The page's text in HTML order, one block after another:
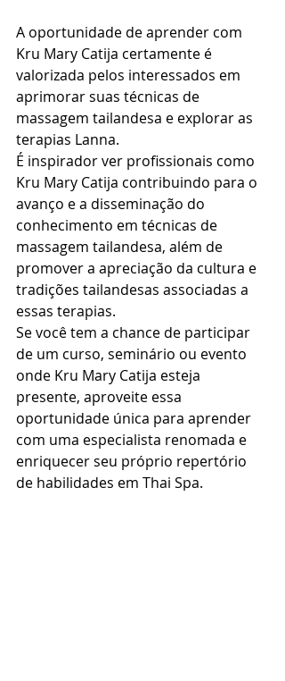
A oportunidade de aprender com
Kru Mary Catija certamente é
valorizada pelos interessados em
aprimorar suas técnicas de
massagem tailandesa e explorar as
terapias Lanna.
É inspirador ver profissionais como
Kru Mary Catija contribuindo para o
avanço e a disseminação do
conhecimento em técnicas de
massagem tailandesa, além de
promover a apreciação da cultura e
tradições tailandesas associadas a
essas terapias.
Se você tem a chance de participar
de um curso, seminário ou evento
onde Kru Mary Catija esteja
presente, aproveite essa
oportunidade única para aprender
com uma especialista renomada e
enriquecer seu próprio repertório
de habilidades em Thai Spa.